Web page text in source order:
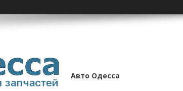
Авто Одесса